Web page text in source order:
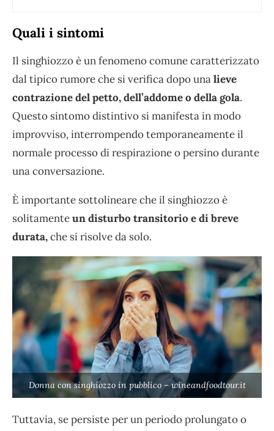
Quali i sintomi
Il singhiozzo è un fenomeno comune caratterizzato
dal tipico rumore che si verifica dopo unalieve
contrazione del petto, dell’addome o della gola.
Questo sintomo distintivo si manifesta in modo
improvviso, interrompendo temporaneamente il
normale processo di respirazione o persino durante
una conversazione.
È importante sottolineare che il singhiozzo è
solitamenteun disturbo transitorio e di breve
durata,che si risolve da solo.
Donna con singhiozzo in pubblico – wineandfoodtour.it
Tuttavia, se persiste per un periodo prolungato o